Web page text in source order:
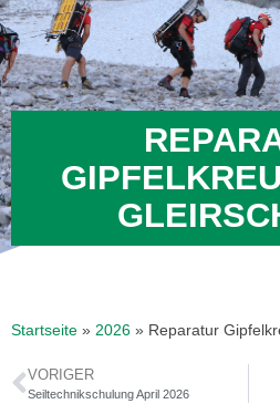
Startseite » 2026 » Reparatur
VORIGER
Seiltechnikschulung April 2026